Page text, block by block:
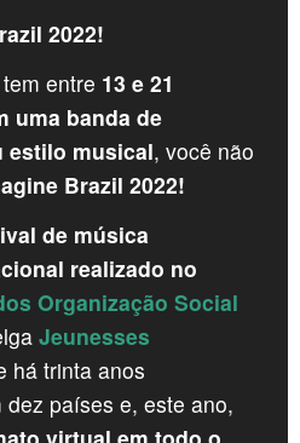
2022!
entre 13 e 21
uma banda de
estilo musical, você não
Brazil 2022!
de música
realizado no
Organização Social
Jeunesses
há trinta anos
países e, este ano,